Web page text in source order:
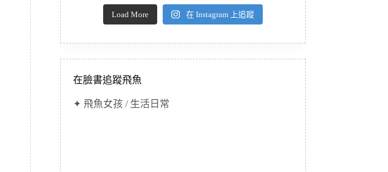
Load More 在 Instagram 上追蹤
在臉書追蹤飛魚
✦ 飛魚女孩 / 生活日常